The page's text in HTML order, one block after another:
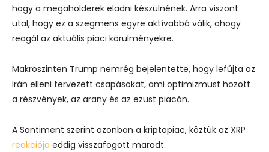
hogy a megaholderek eladni készülnének. Arra viszont
utal, hogy ez a szegmens egyre aktívabbá válik, ahogy
reagál az aktuális piaci körülményekre.
Makroszinten Trump nemrég bejelentette, hogy lefújta az
Irán elleni tervezett csapásokat, ami optimizmust hozott
a részvények, az arany és az ezüst piacán.
A Santiment szerint azonban a kriptopiac, köztük az XRP
reakciója eddig visszafogott maradt.